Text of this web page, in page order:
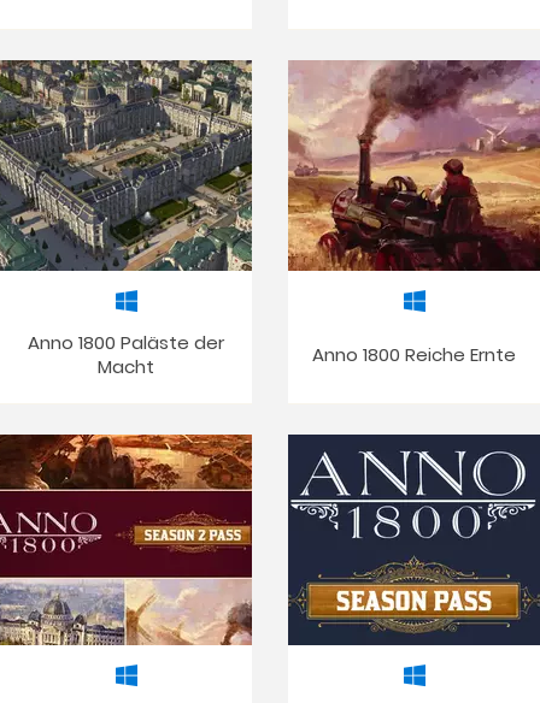
Anno 1800 Paläste der
Macht
Anno 1800 Reiche Ernte